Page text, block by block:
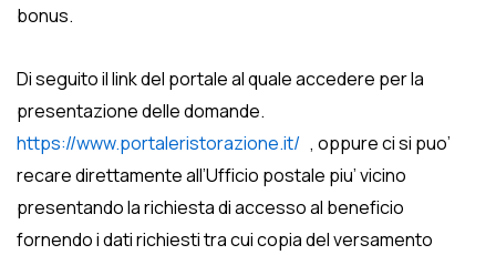
bonus.
Di seguito il link del portale al quale accedere per la
presentazione delle domande.
https://www.portaleristorazione.it/ , oppure ci si puo’
recare direttamente all’Ufficio postale piu’ vicino
presentando la richiesta di accesso al beneficio
fornendo i dati richiesti tra cui copia del versamento